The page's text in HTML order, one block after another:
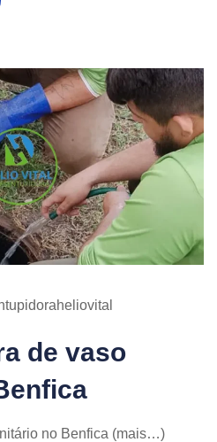
de vaso
no Benfica (mais…)